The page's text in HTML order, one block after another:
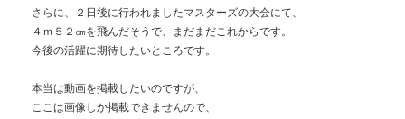
さらに、２日後に行われましたマスターズの大会にて、
４ｍ５２㎝を飛んだそうで、まだまだこれからです。
今後の活躍に期待したいところです。
本当は動画を掲載したいのですが、
ここは画像しか掲載できませんので、